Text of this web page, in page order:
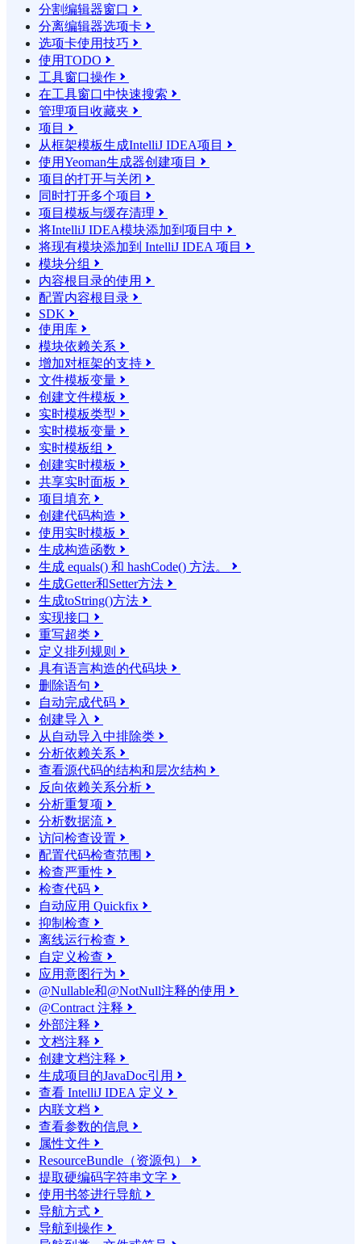
分割编辑器窗口 
分离编辑器选项卡 
选项卡使用技巧 
使用TODO 
工具窗口操作 
在工具窗口中快速搜索 
管理项目收藏夹 
项目 
从框架模板生成IntelliJ IDEA项目 
使用Yeoman生成器创建项目 
项目的打开与关闭 
同时打开多个项目 
项目模板与缓存清理 
将IntelliJ IDEA模块添加到项目中 
将现有模块添加到 IntelliJ IDEA 项目 
模块分组 
内容根目录的使用 
配置内容根目录 
SDK 
使用库 
模块依赖关系 
增加对框架的支持 
文件模板变量 
创建文件模板 
实时模板类型 
实时模板变量 
实时模板组 
创建实时模板 
共享实时面板 
项目填充 
创建代码构造 
使用实时模板 
生成构造函数 
生成 equals() 和 hashCode() 方法。 
生成Getter和Setter方法 
生成toString()方法 
实现接口 
重写超类 
定义排列规则 
具有语言构造的代码块 
删除语句 
自动完成代码 
创建导入 
从自动导入中排除类 
分析依赖关系 
查看源代码的结构和层次结构 
反向依赖关系分析 
分析重复项 
分析数据流 
访问检查设置 
配置代码检查范围 
检查严重性 
检查代码 
自动应用 Quickfix 
抑制检查 
离线运行检查 
自定义检查 
应用意图行为 
@Nullable和@NotNull注释的使用 
@Contract 注释 
外部注释 
文档注释 
创建文档注释 
生成项目的JavaDoc引用 
查看 IntelliJ IDEA 定义 
内联文档 
查看参数的信息 
属性文件 
ResourceBundle（资源包） 
提取硬编码字符串文字 
使用书签进行导航 
导航方式 
导航到操作 